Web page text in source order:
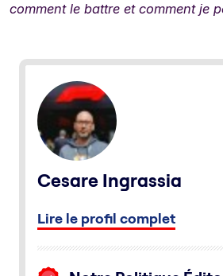
comment le battre et comment je
Cesare Ingrassia
Lire le profil complet